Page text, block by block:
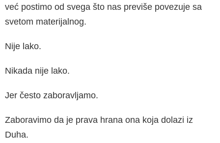
već postimo od svega što nas previše povezuje sa
svetom materijalnog.
Nije lako.
Nikada nije lako.
Jer često zaboravljamo.
Zaboravimo da je prava hrana ona koja dolazi iz
Duha.